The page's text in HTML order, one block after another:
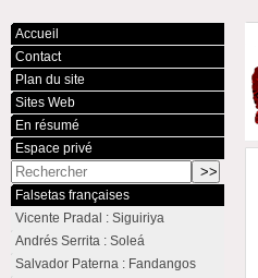
Accueil
Contact
Plan du site
Sites Web
En résumé
Espace privé
Falsetas françaises
Vicente Pradal : Siguiriya
Andrés Serrita : Soleá
Salvador Paterna : Fandangos